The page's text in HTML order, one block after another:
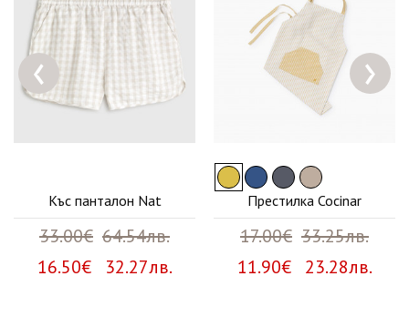
Къс панталон Nat
33.00€ 64.54лв.
16.50€ 32.27лв.
Престилка Cocinar
17.00€ 33.25лв.
11.90€ 23.28лв.
‹ ›